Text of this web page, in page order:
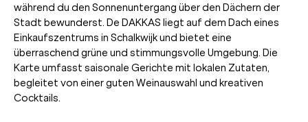
während du den Sonnenuntergang über den Dächern der
Stadt bewunderst. De DAKKAS liegt auf dem Dach eines
Einkaufszentrums in Schalkwijk und bietet eine
überraschend grüne und stimmungsvolle Umgebung. Die
Karte umfasst saisonale Gerichte mit lokalen Zutaten,
begleitet von einer guten Weinauswahl und kreativen
Cocktails.